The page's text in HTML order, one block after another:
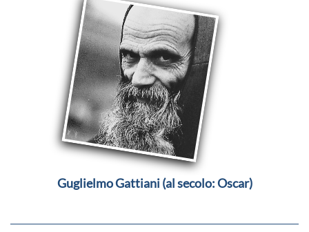
Guglielmo Gattiani (al secolo: Oscar)